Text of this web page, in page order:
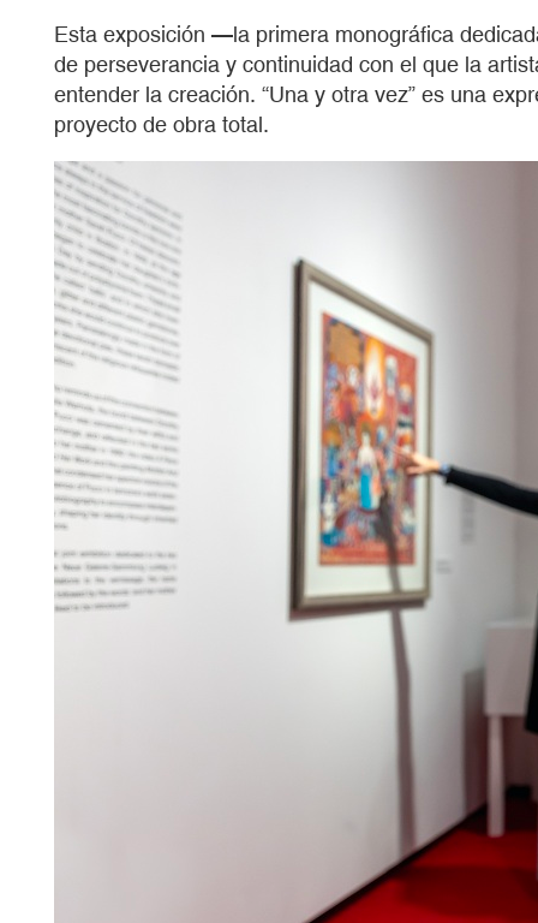
Esta exposición —la primera monográfica
de perseverancia y continuidad con el que la
entender la creación. “Una y otra vez” es una
proyecto de obra total.